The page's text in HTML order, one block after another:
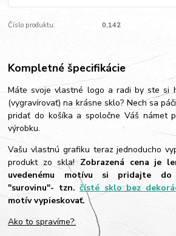
Číslo produktu: 0,142
Kompletné špecifikácie
Máte svoje vlastné logo a radi by ste si
(vygravírovať) na krásne sklo? Nech sa
pridať do košíka a spoločne Váš námet
výrobku.
Vašu vlastnú grafiku teraz jednoducho
produkt zo skla! Zobrazená cena je
uvedenému motívu si pridajte do
"surovinu"- tzn.čísté sklo bez
motív vypieskovať.
Ako to spravíme?: